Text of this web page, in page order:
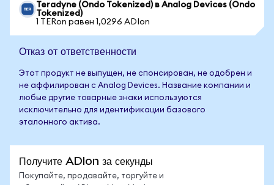
Teradyne (Ondo Tokenized) в Analog Devices (Ondo
Tokenized)
1 TERon равен 1,0296 ADIon
Отказ от ответственности
Этот продукт не выпущен, не спонсирован, не одобрен и
не аффилирован с Analog Devices. Название компании и
любые другие товарные знаки используются
исключительно для идентификации базового
эталонного актива.
Получите ADIon за секунды
Покупайте, продавайте, торгуйте и